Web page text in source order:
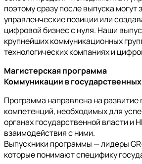
поэтому сразу после выпуска могут
управленческие позиции или
цифровой бизнес с нуля. Наши
крупнейших коммуникационных
технологических компаниях и
Магистерская программа
Коммуникации в
Программа направлена на развитие
компетенций, необходимых для
органах государственной власти и
взаимодействия с ними.
Выпускники программы — лидеры
которые понимают специфику